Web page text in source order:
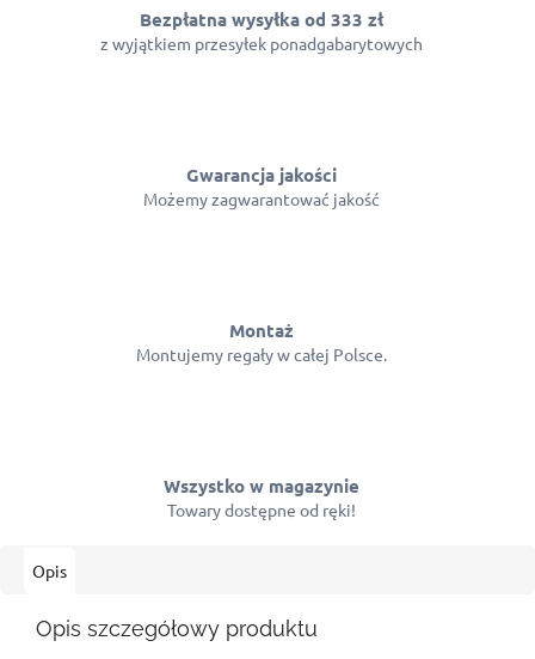
Bezpłatna wysyłka od 333 zł
z wyjątkiem przesyłek ponadgabarytowych
Gwarancja jakości
Możemy zagwarantować jakość
Montaż
Montujemy regały w całej Polsce.
Wszystko w magazynie
Towary dostępne od ręki!
Opis
Opis szczegółowy produktu